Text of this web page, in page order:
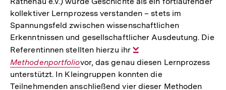
kollektiver Lernprozess verstanden – stets im
Spannungsfeld zwischen wissenschaftlichen
Erkenntnissen und gesellschaftlicher Ausdeutung. Die
Referentinnen stellten hierzu ihr
Link:
Methodenportfoliovor, das genau diesen Lernprozess
unterstützt. In Kleingruppen konnten die
Teilnehmenden anschließend vier dieser Methoden